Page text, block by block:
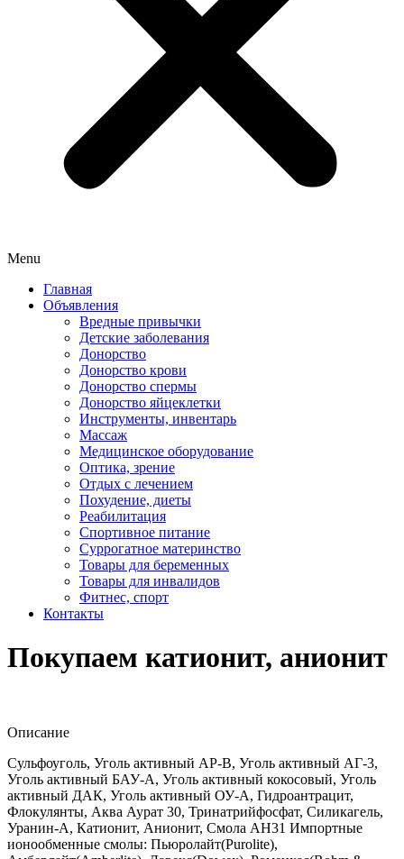
Menu
Главная
Объявления
Вредные привычки
Детские заболевания
Донорство
Донорство крови
Донорство спермы
Донорство яйцеклетки
Инструменты, инвентарь
Массаж
Медицинское оборудование
Оптика, зрение
Отдых с лечением
Похудение, диеты
Реабилитация
Спортивное питание
Суррогатное материнство
Товары для беременных
Товары для инвалидов
Фитнес, спорт
Контакты
Покупаем катионит, анионит
Описание
Сульфоуголь, Уголь активный АР-В, Уголь активный АГ-3,
Уголь активный БАУ-А, Уголь активный кокосовый, Уголь
активный ДАК, Уголь активный ОУ-А, Гидроантрацит,
Флокулянты, Аква Аурат 30, Тринатрийфосфат, Силикагель,
Уранин-А, Катионит, Анионит, Смола АН31 Импортные
ионообменные смолы: Пьюролайт(Purolite),